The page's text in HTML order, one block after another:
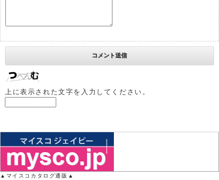
上に表示された文字を入力してください。
▲マイスコカタログ通販▲